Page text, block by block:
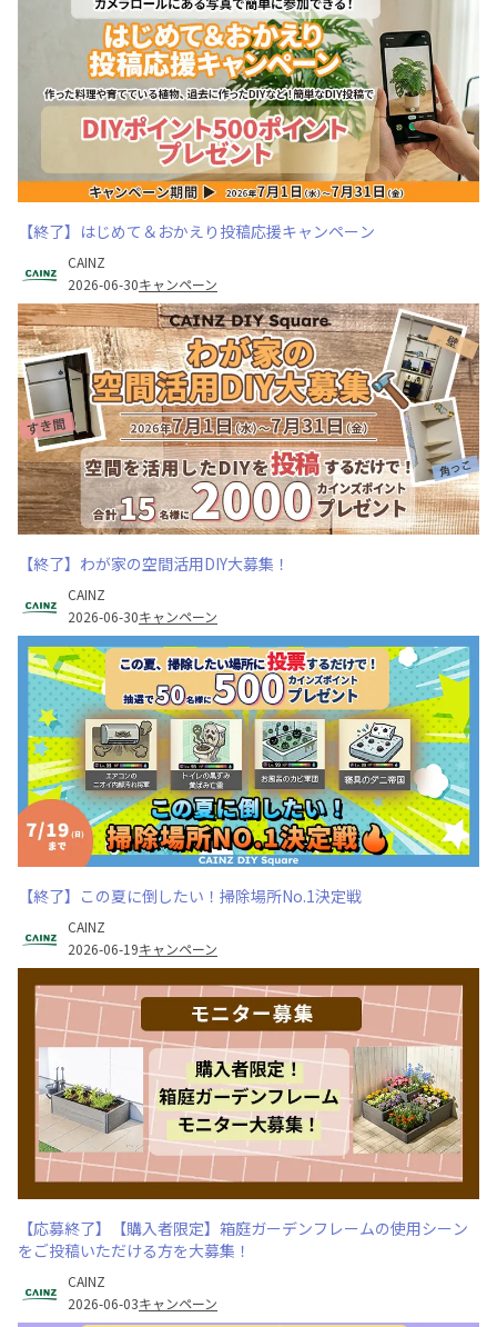
【終了】はじめて＆おかえり投稿応援キャンペーン
CAINZ
2026-06-30キャンペーン
【終了】わが家の空間活用DIY大募集！
CAINZ
2026-06-30キャンペーン
【終了】この夏に倒したい！掃除場所No.1決定戦
CAINZ
2026-06-19キャンペーン
【応募終了】【購入者限定】箱庭ガーデンフレームの使用シーン
をご投稿いただける方を大募集！
CAINZ
2026-06-03キャンペーン